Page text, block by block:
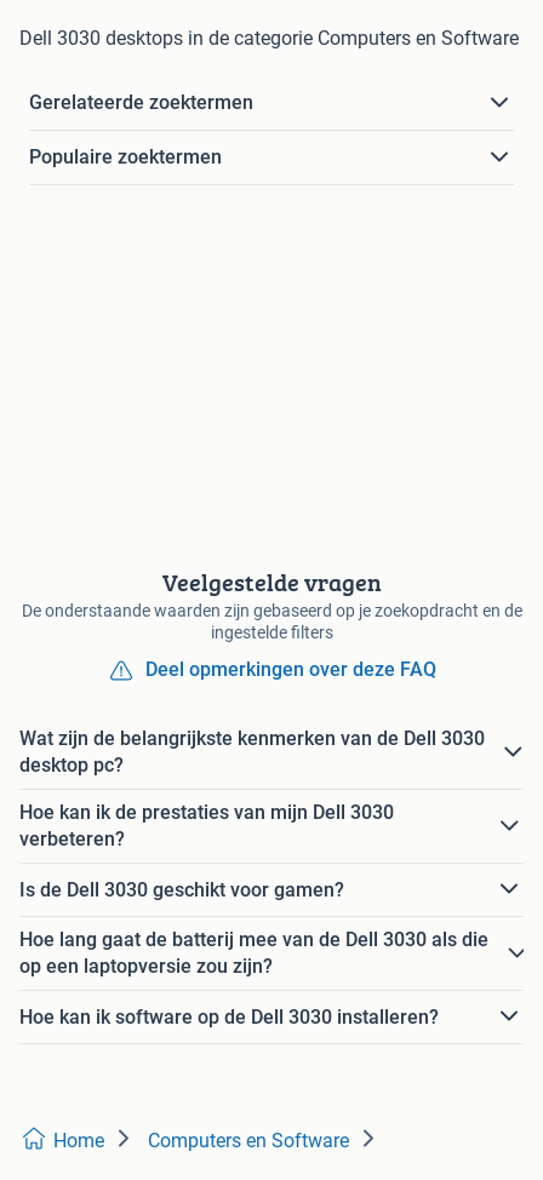
Dell 3030 desktops in de categorie Computers en Software
Gerelateerde zoektermen
Populaire zoektermen
Veelgestelde vragen
De onderstaande waarden zijn gebaseerd op je zoekopdracht en de
ingestelde filters
Deel opmerkingen over deze FAQ
Wat zijn de belangrijkste kenmerken van de Dell 3030
desktop pc?
Hoe kan ik de prestaties van mijn Dell 3030
verbeteren?
Is de Dell 3030 geschikt voor gamen?
Hoe lang gaat de batterij mee van de Dell 3030 als die
op een laptopversie zou zijn?
Hoe kan ik software op de Dell 3030 installeren?
Home Computers en Software